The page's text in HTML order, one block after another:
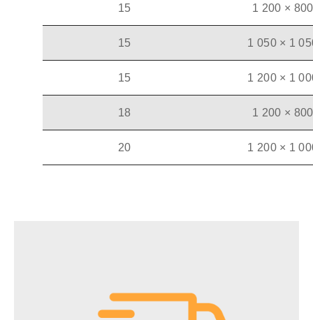
15 1 200 × 800
15 1 050 × 1
15 1 200 × 1
18 1 200 × 800
20 1 200 × 1